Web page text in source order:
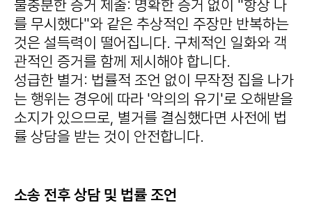
불충분한 증거 제출: 명확한 증거 없이 "항상 나
를 무시했다"와 같은 추상적인 주장만 반복하는
것은 설득력이 떨어집니다. 구체적인 일화와 객
관적인 증거를 함께 제시해야 합니다.
성급한 별거 : 법률적 조언 없이 무작정 집을 나가
는 행위는 경우에 따라 '악의의 유기'로 오해받을
소지가 있으므로, 별거를 결심했다면 사전에 법
률 상담을 받는 것이 안전합니다.
소송 전후 상담 및 법률 조언